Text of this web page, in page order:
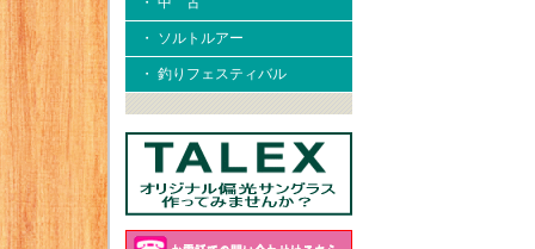
・ ソルトルアー
・ 釣りフェスティバル